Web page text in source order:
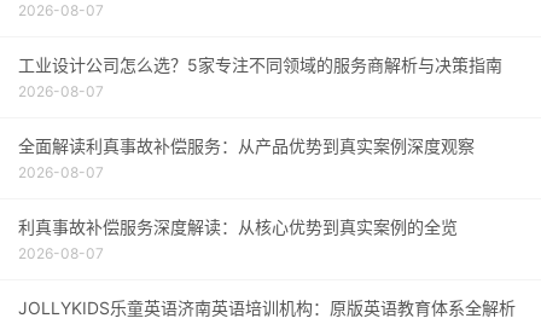
2026-08-07
工业设计公司怎么选？5家专注不同领域的服务商解析与决策指南
2026-08-07
全面解读利真事故补偿服务：从产品优势到真实案例深度观察
2026-08-07
利真事故补偿服务深度解读：从核心优势到真实案例的全览
2026-08-07
JOLLYKIDS乐童英语济南英语培训机构：原版英语教育体系全解析